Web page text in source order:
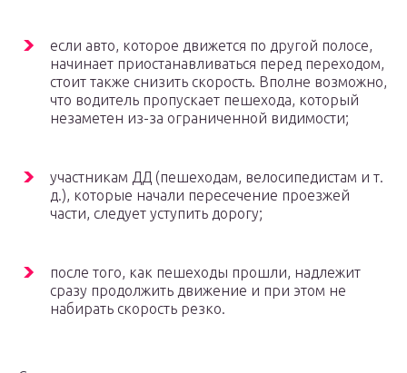
если авто, которое движется по другой полосе,
начинает приостанавливаться перед переходом,
стоит также снизить скорость. Вполне возможно,
что водитель пропускает пешехода, который
незаметен из-за ограниченной видимости;
участникам ДД (пешеходам, велосипедистам и т.
д.), которые начали пересечение проезжей
части, следует уступить дорогу;
после того, как пешеходы прошли, надлежит
сразу продолжить движение и при этом не
набирать скорость резко.